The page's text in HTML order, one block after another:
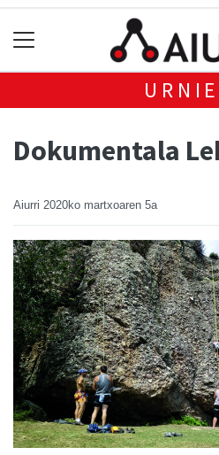
Dokumentala
Aiurri 2020ko martxoaren 5a